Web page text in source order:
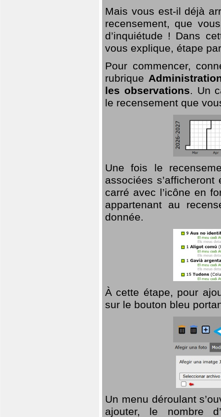
Mais vous est-il déjà
recensement, que
d’inquiétude ! Dans
vous explique, étape
Pour commencer,
rubrique
les observations. Un
le recensement que
Une fois le
associées
carré avec l’icône en
appartenant au
donnée.
À cette étape, pour
sur le bouton bleu
Un menu déroulant
ajouter, le nombre